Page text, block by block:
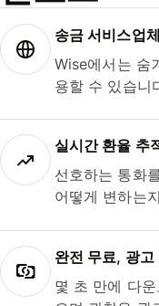
송금 서비스업
Wise에서는 숨
용할 수 있습니
실시간 환율 추
선호하는 통화
어떻게 변하는
완전 무료, 광고
몇 초 만에 다